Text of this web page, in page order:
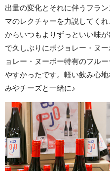
出量の変化とそれに伴うフラ
マのレクチャーを力説してく
からいつもよりずっといい味
で久しぶりにボジョレー・ヌ
ョレー・ヌーボー特有のフル
やすかったです。軽い飲み心
みやチーズと一緒に♪